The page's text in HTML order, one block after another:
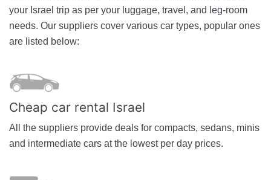
your Israel trip as per your luggage, travel, and leg-room
needs. Our suppliers cover various car types, popular ones
are listed below:
Cheap car rental Israel
All the suppliers provide deals for compacts, sedans, minis
and intermediate cars at the lowest per day prices.